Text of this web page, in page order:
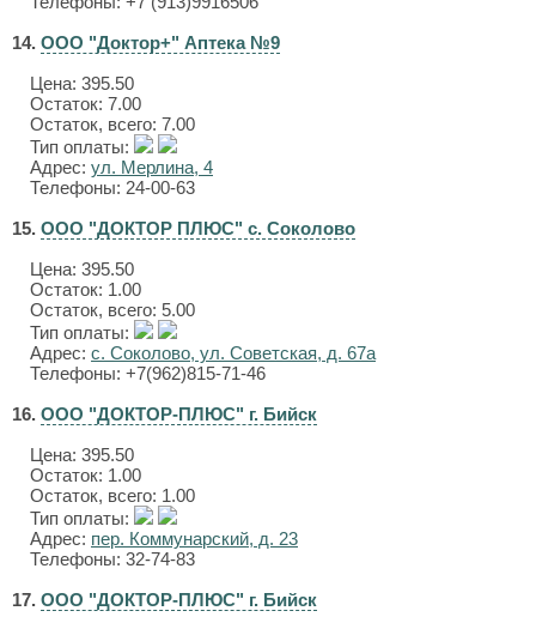
14. ООО "Доктор+" Аптека №9
Цена: 395.50
Остаток: 7.00
Остаток, всего: 7.00
Тип оплаты:
Адрес: ул. Мерлина, 4
Телефоны: 24-00-63
15. ООО "ДОКТОР ПЛЮС" с. Соколово
Цена: 395.50
Остаток: 1.00
Остаток, всего: 5.00
Тип оплаты:
Адрес: с. Соколово, ул. Советская, д. 67а
Телефоны: +7(962)815-71-46
16. ООО "ДОКТОР-ПЛЮС" г. Бийск
Цена: 395.50
Остаток: 1.00
Остаток, всего: 1.00
Тип оплаты:
Адрес: пер. Коммунарский, д. 23
Телефоны: 32-74-83
17. ООО "ДОКТОР-ПЛЮС" г. Бийск